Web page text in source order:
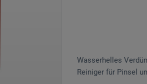
Wasserhelles
Reiniger für Pinsel